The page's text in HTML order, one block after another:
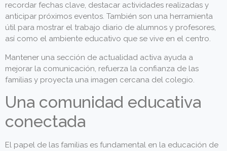
recordar fechas clave, destacar actividades realizadas y
anticipar próximos eventos. También son una herramienta
útil para mostrar el trabajo diario de alumnos y profesores,
así como el ambiente educativo que se vive en el centro.
Mantener una sección de actualidad activa ayuda a
mejorar la comunicación, refuerza la confianza de las
familias y proyecta una imagen cercana del colegio.
Una comunidad educativa
conectada
El papel de las familias es fundamental en la educación de